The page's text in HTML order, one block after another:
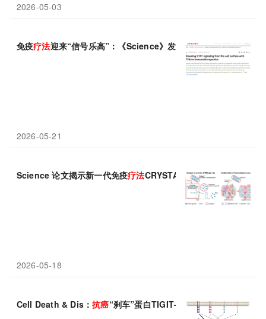
2026-05-03
免疫疗法迎来“信号乐高”：《Science》发明可编程细胞因子，定
2026-05-21
Science 论文揭示新一代免疫疗法CRYSTAL：用“营养元素”锰打
2026-05-18
Cell Death & Dis：抗癌“刹车”蛋白TIGIT——联合治疗能否开启